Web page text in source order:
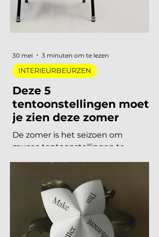
een duidelijke voorkeur voor
materiaal met een verhaal. Dit zijn
Deze 5
tentoonstellingen moet
je zien deze zomer
herontdekken. Niet als
verplichting, maar als keuze. Want
dit jaar is het aanbod ronduit sterk:
van een lang uitgesteld eerbetoon
aan een Nederlandse
INTERIEURBEURZEN
30 mei 3 minuten om te lezen